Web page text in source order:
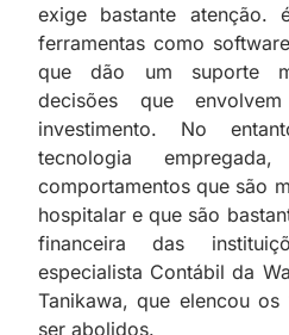
exige bastante atenção.
ferramentas como
que dão um suporte
decisões que
investimento. No
tecnologia
comportamentos que são
hospitalar e que são
financeira das
especialista Contábil da
Tanikawa, que elencou
ser abolidos.